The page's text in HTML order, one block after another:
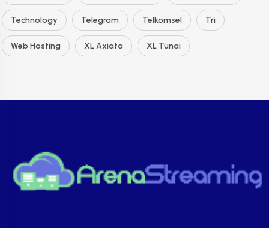
Technology Telegram Telkomsel Tri
Web Hosting XL Axiata XL Tunai